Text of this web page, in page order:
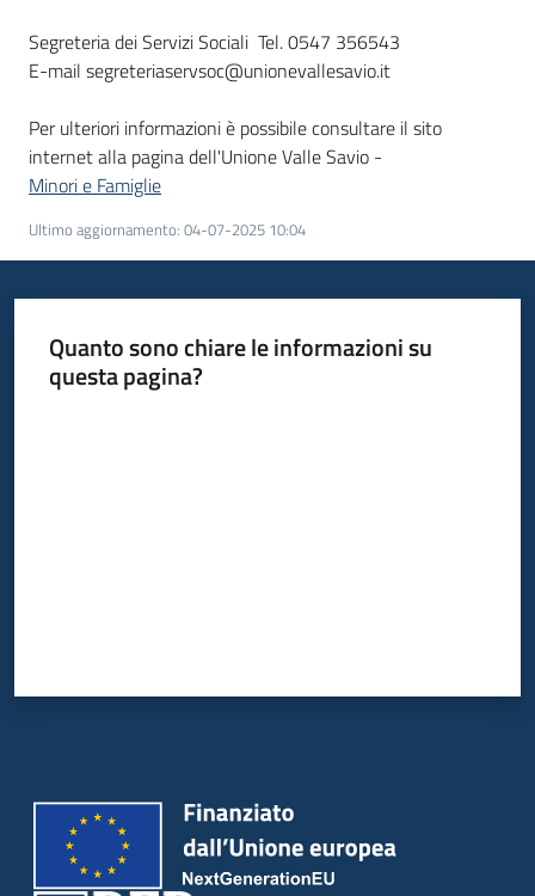
Segreteria dei Servizi Sociali Tel. 0547 356543
E-mail segreteriaservsoc@unionevallesavio.it
Per ulteriori informazioni è possibile consultare il sito
internet alla pagina dell'Unione Valle Savio -
Minori e Famiglie
Ultimo aggiornamento: 04-07-2025 10:04
Quanto sono chiare le informazioni su
questa pagina?